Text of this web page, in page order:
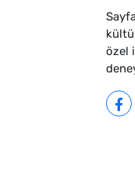
özel